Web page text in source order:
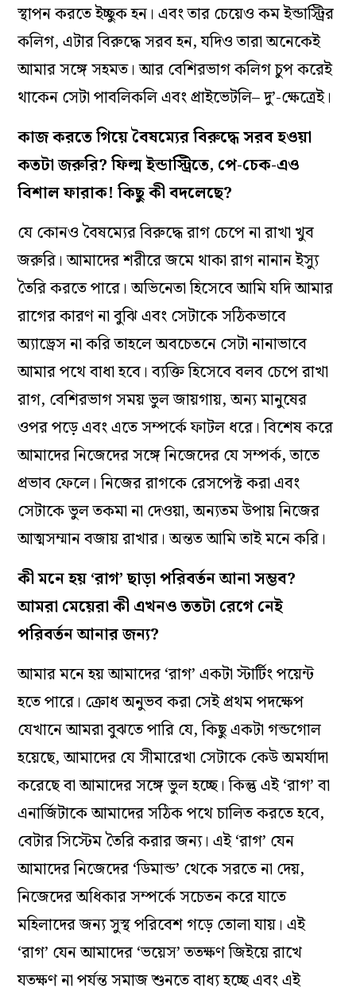
স্থাপন করতে ইচ্ছুক হন। এবং তার চেয়েও কম ইন্ডাস্ট্রির
কলিগ, এটার বিরুদ্ধে সরব হন, যদিও তারা অনেকেই
আমার সঙ্গে সহমত। আর বেশিরভাগ কলিগ চুপ করেই
থাকেন সেটা পাবলিকলি এবং প্রাইভেটলি– দু’-ক্ষেত্রেই।
কাজ করতে গিয়ে বৈষম‌্যের বিরুদ্ধে সরব হওয়া
কতটা জরুরি? ফিল্ম ইন্ডাস্ট্রিতে, পে-চেক-এও
বিশাল ফারাক! কিছু কী বদলেছে?
যে কোনও বৈষম‌্যের বিরুদ্ধে রাগ চেপে না রাখা খুব
জরুরি। আমাদের শরীরে জমে থাকা রাগ নানান ইস‌্যু
তৈরি করতে পারে। অভিনেতা হিসেবে আমি যদি আমার
রাগের কারণ না বুঝি এবং সেটাকে সঠিকভাবে
অ‌্যাড্রেস না করি তাহলে অবচেতনে সেটা নানাভাবে
আমার পথে বাধা হবে। ব‌্যক্তি হিসেবে বলব চেপে রাখা
রাগ, বেশিরভাগ সময় ভুল জায়গায়, অন‌্য মানুষের
ওপর পড়ে এবং এতে সম্পর্কে ফাটল ধরে। বিশেষ করে
আমাদের নিজেদের সঙ্গে নিজেদের যে সম্পর্ক, তাতে
প্রভাব ফেলে। নিজের রাগকে রেসপেক্ট করা এবং
সেটাকে ভুল তকমা না দেওয়া, অন‌্যতম উপায় নিজের
আত্মসম্মান বজায় রাখার। অন্তত আমি তাই মনে করি।
কী মনে হয় ‘রাগ’ ছাড়া পরিবর্তন আনা সম্ভব?
আমরা মেয়েরা কী এখনও ততটা রেগে নেই
পরিবর্তন আনার জন‌্য?
আমার মনে হয় আমাদের ‘রাগ’ একটা স্টার্টিং পয়েন্ট
হতে পারে। ক্রোধ অনুভব করা সেই প্রথম পদক্ষেপ
যেখানে আমরা বুঝতে পারি যে, কিছু একটা গন্ডগোল
হয়েছে, আমাদের যে সীমারেখা সেটাকে কেউ অমর্যাদা
করেছে বা আমাদের সঙ্গে ভুল হচ্ছে। কিন্তু এই ‘রাগ’ বা
এনার্জিটাকে আমাদের সঠিক পথে চালিত করতে হবে,
বেটার সিস্টেম তৈরি করার জন‌্য। এই ‘রাগ’ যেন
আমাদের নিজেদের ‘ডিমান্ড’ থেকে সরতে না দেয়,
নিজেদের অধিকার সম্পর্কে সচেতন করে যাতে
মহিলাদের জন‌্য সুস্থ পরিবেশ গড়ে তোলা যায়। এই
‘রাগ’ যেন আমাদের ‘ভয়েস’ ততক্ষণ জিইয়ে রাখে
যতক্ষণ না পর্যন্ত সমাজ শুনতে বাধ‌্য হচ্ছে এবং এই